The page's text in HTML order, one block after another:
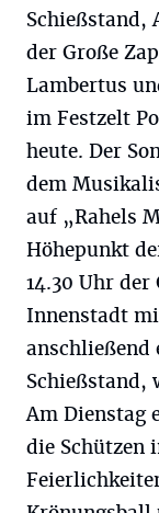
Schießstand,
der Große
Lambertus
im Festzelt
heute. Der
dem
auf „Rahels
Höhepunkt
14.30 Uhr
Innenstadt
anschließend
Schießstand,
Am Dienstag
die Schützen